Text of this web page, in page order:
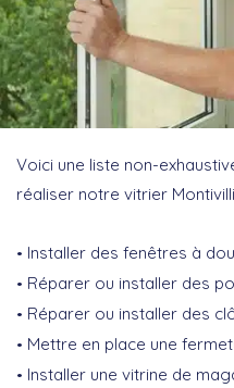
Voici une liste non-
réaliser notre vitrier
Installer des fenêtres à
Réparer ou installer des
Réparer ou installer des
Mettre en place une
Installer une vitrine de